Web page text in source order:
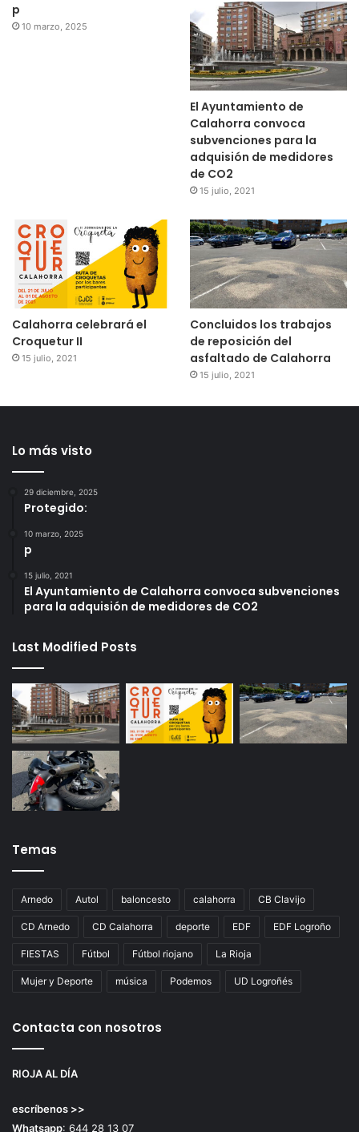
p
10 marzo, 2025
El Ayuntamiento de
Calahorra convoca
subvenciones para la
adquisión de medidores
de CO2
15 julio, 2021
Calahorra celebrará el
Croquetur II
15 julio, 2021
Concluidos los trabajos
de reposición del
asfaltado de Calahorra
15 julio, 2021
Lo más visto
29 diciembre, 2025
Protegido:
10 marzo, 2025
p
15 julio, 2021
El Ayuntamiento de Calahorra convoca subvenciones
para la adquisión de medidores de CO2
Last Modified Posts
Temas
Arnedo Autol baloncesto calahorra CB Clavijo
CD Arnedo CD Calahorra deporte EDF EDF Logroño
FIESTAS Fútbol Fútbol riojano La Rioja
Mujer y Deporte música Podemos UD Logroñés
Contacta con nosotros
RIOJA AL DÍA
escríbenos >>
Whatsapp: 644 28 13 07